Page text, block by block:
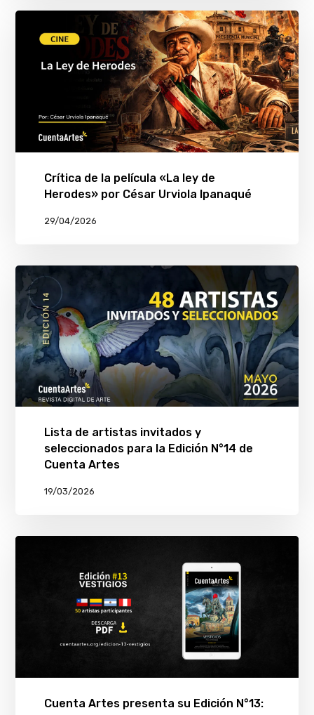
Crítica de la película «La ley de
Herodes» por César Urviola Ipanaqué
29/04/2026
Lista de artistas invitados y
seleccionados para la Edición N°14 de
Cuenta Artes
19/03/2026
Cuenta Artes presenta su Edición N°13: